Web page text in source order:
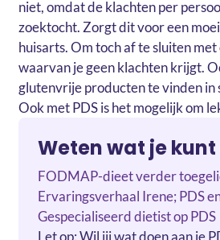
niet, omdat de klachten per
zoektocht. Zorgt dit voor een
huisarts. Om toch af te sluiten
waarvan je geen klachten krijgt.
glutenvrije producten te vinden
Ook met PDS is het mogelijk om
Weten wat je kunt
FODMAP-dieet verder
Ervaringsverhaal Irene; PDS
Gespecialiseerd dietist op PDS